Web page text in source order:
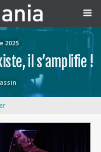
2025
il s’amplifie !